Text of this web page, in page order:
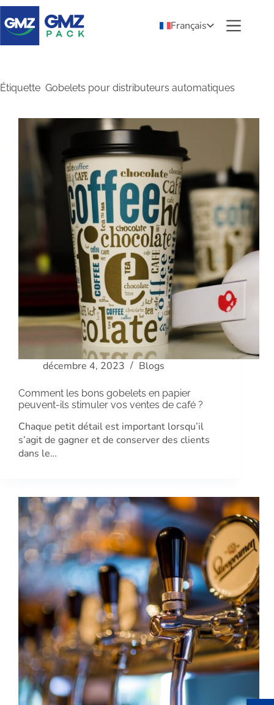
Français
Étiquette Gobelets pour distributeurs automatiques
décembre 4, 2023 Blogs
Comment les bons gobelets en papier
peuvent-ils stimuler vos ventes de café ?
Chaque petit détail est important lorsqu’il
s’agit de gagner et de conserver des clients
dans le…